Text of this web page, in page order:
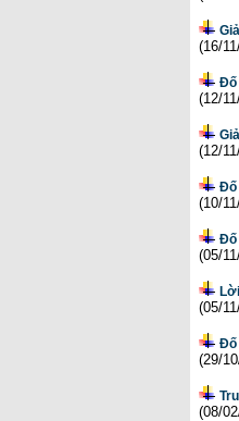
(16/
Đố
(12/
(12/
Đố
(10/
Đố
(05/
(05/
Đố
(29/
(08/